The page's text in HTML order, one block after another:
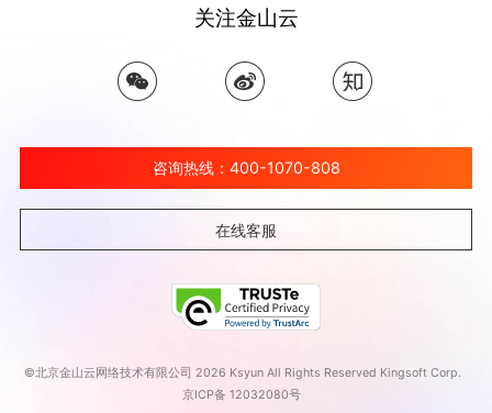
关注金山云
咨询热线：400-1070-808
在线客服
©北京金山云网络技术有限公司 2026 Ksyun All Rights Reserved Kingsoft Corp.
京ICP备 12032080号